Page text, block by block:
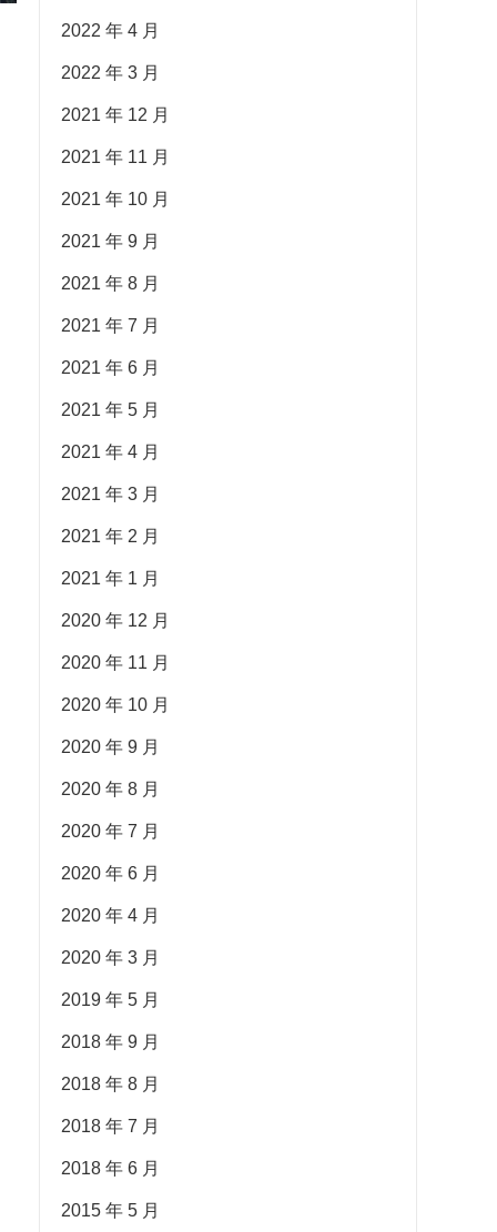
2022 年 4 月
2022 年 3 月
2021 年 12 月
2021 年 11 月
2021 年 10 月
2021 年 9 月
2021 年 8 月
2021 年 7 月
2021 年 6 月
2021 年 5 月
2021 年 4 月
2021 年 3 月
2021 年 2 月
2021 年 1 月
2020 年 12 月
2020 年 11 月
2020 年 10 月
2020 年 9 月
2020 年 8 月
2020 年 7 月
2020 年 6 月
2020 年 4 月
2020 年 3 月
2019 年 5 月
2018 年 9 月
2018 年 8 月
2018 年 7 月
2018 年 6 月
2015 年 5 月